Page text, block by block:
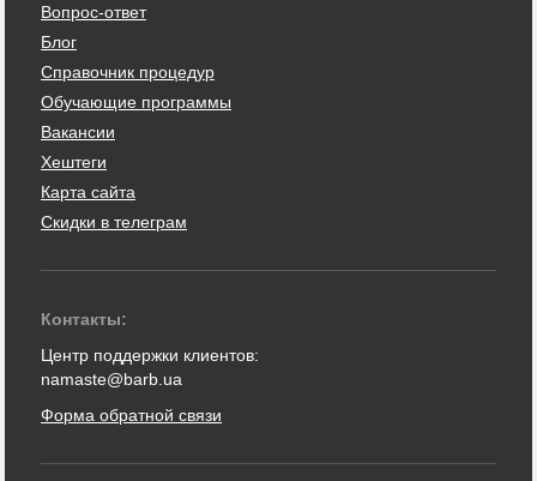
Вопрос-ответ
Блог
Справочник процедур
Обучающие программы
Вакансии
Хештеги
Карта сайта
Скидки в телеграм
Контакты:
Центр поддержки клиентов:
namaste@barb.ua
Форма обратной связи